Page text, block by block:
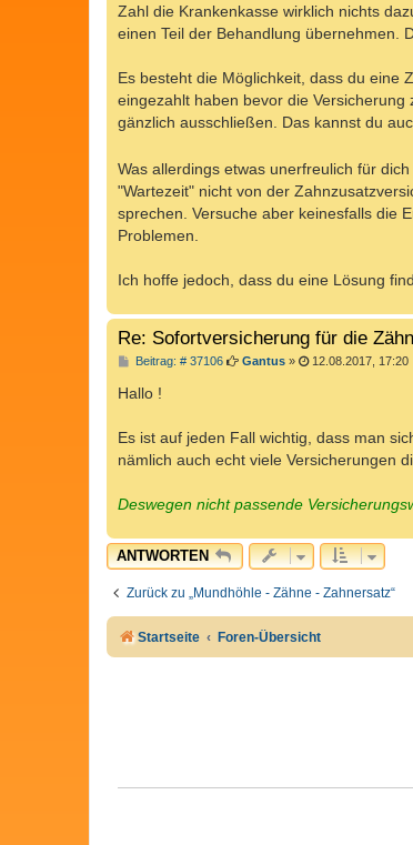
g
Zahl die Krankenkasse wirklich nichts
einen Teil der Behandlung übernehmen.
Es besteht die Möglichkeit, dass du eine
eingezahlt haben bevor die
gänzlich ausschließen. Das kannst du
Was allerdings etwas unerfreulich für
"Wartezeit" nicht von der
sprechen. Versuche aber keinesfalls die
Problemen.
Ich hoffe jedoch, dass du eine Lösung
Re: Sofortversicherung für die
Beitrag: # 37106B
g
Gantus» 12.08.2017, 17:20
Hallo !
Es ist auf jeden Fall wichtig, dass man
nämlich auch echt viele Versicherungen
Deswegen nicht passende
ANTWORTEN
Zurück zu „Mundhöhle - Zähne - Zahnersatz“
Startseite Foren-Übersicht